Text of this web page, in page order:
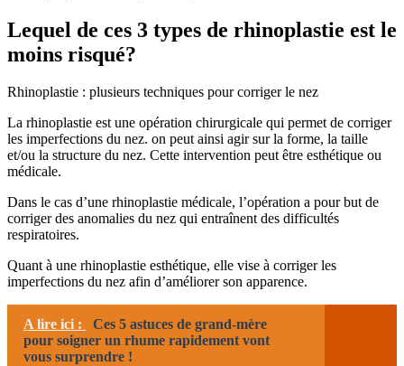
Lequel de ces 3 types de rhinoplastie est le
moins risqué?
Rhinoplastie : plusieurs techniques pour corriger le nez
La rhinoplastie est une opération chirurgicale qui permet de corriger
les imperfections du nez. on peut ainsi agir sur la forme, la taille
et/ou la structure du nez. Cette intervention peut être esthétique ou
médicale.
Dans le cas d’une rhinoplastie médicale, l’opération a pour but de
corriger des anomalies du nez qui entraînent des difficultés
respiratoires.
Quant à une rhinoplastie esthétique, elle vise à corriger les
imperfections du nez afin d’améliorer son apparence.
A lire ici :
Ces 5 astuces de grand-mère
pour soigner un rhume rapidement vont
vous surprendre !